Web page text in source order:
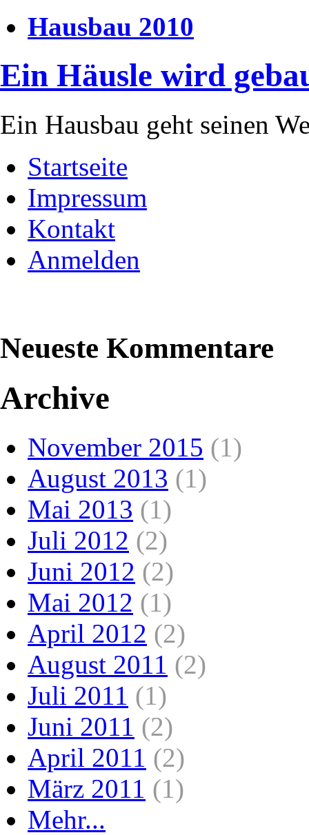
Hausbau 2010
Ein Häusle wird
Ein Hausbau geht seinen
Startseite
Impressum
Kontakt
Anmelden
Neueste Kommentare
Archive
November 2015 (1)
August 2013 (1)
Mai 2013 (1)
Juli 2012 (2)
Juni 2012 (2)
Mai 2012 (1)
April 2012 (2)
August 2011 (2)
Juli 2011 (1)
Juni 2011 (2)
April 2011 (2)
März 2011 (1)
Mehr...